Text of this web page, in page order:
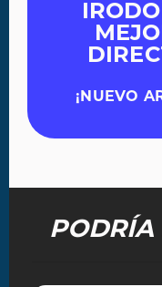
¡NUEVO
PODRÍA